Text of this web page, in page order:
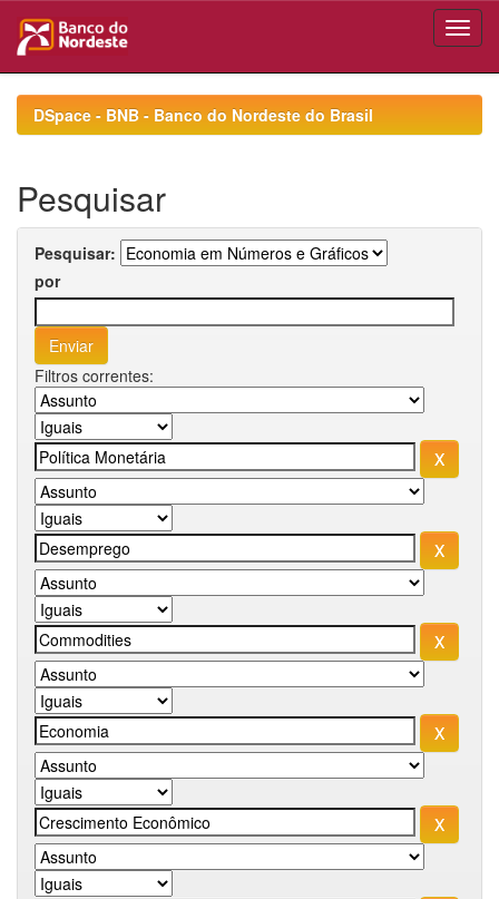
navigationDSpace - BNB - Banco do Nordeste do Brasil
Pesquisar
Pesquisar:
por
Filtros correntes: